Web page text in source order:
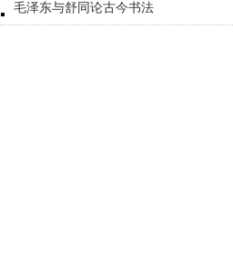
毛泽东与舒同论古今书法